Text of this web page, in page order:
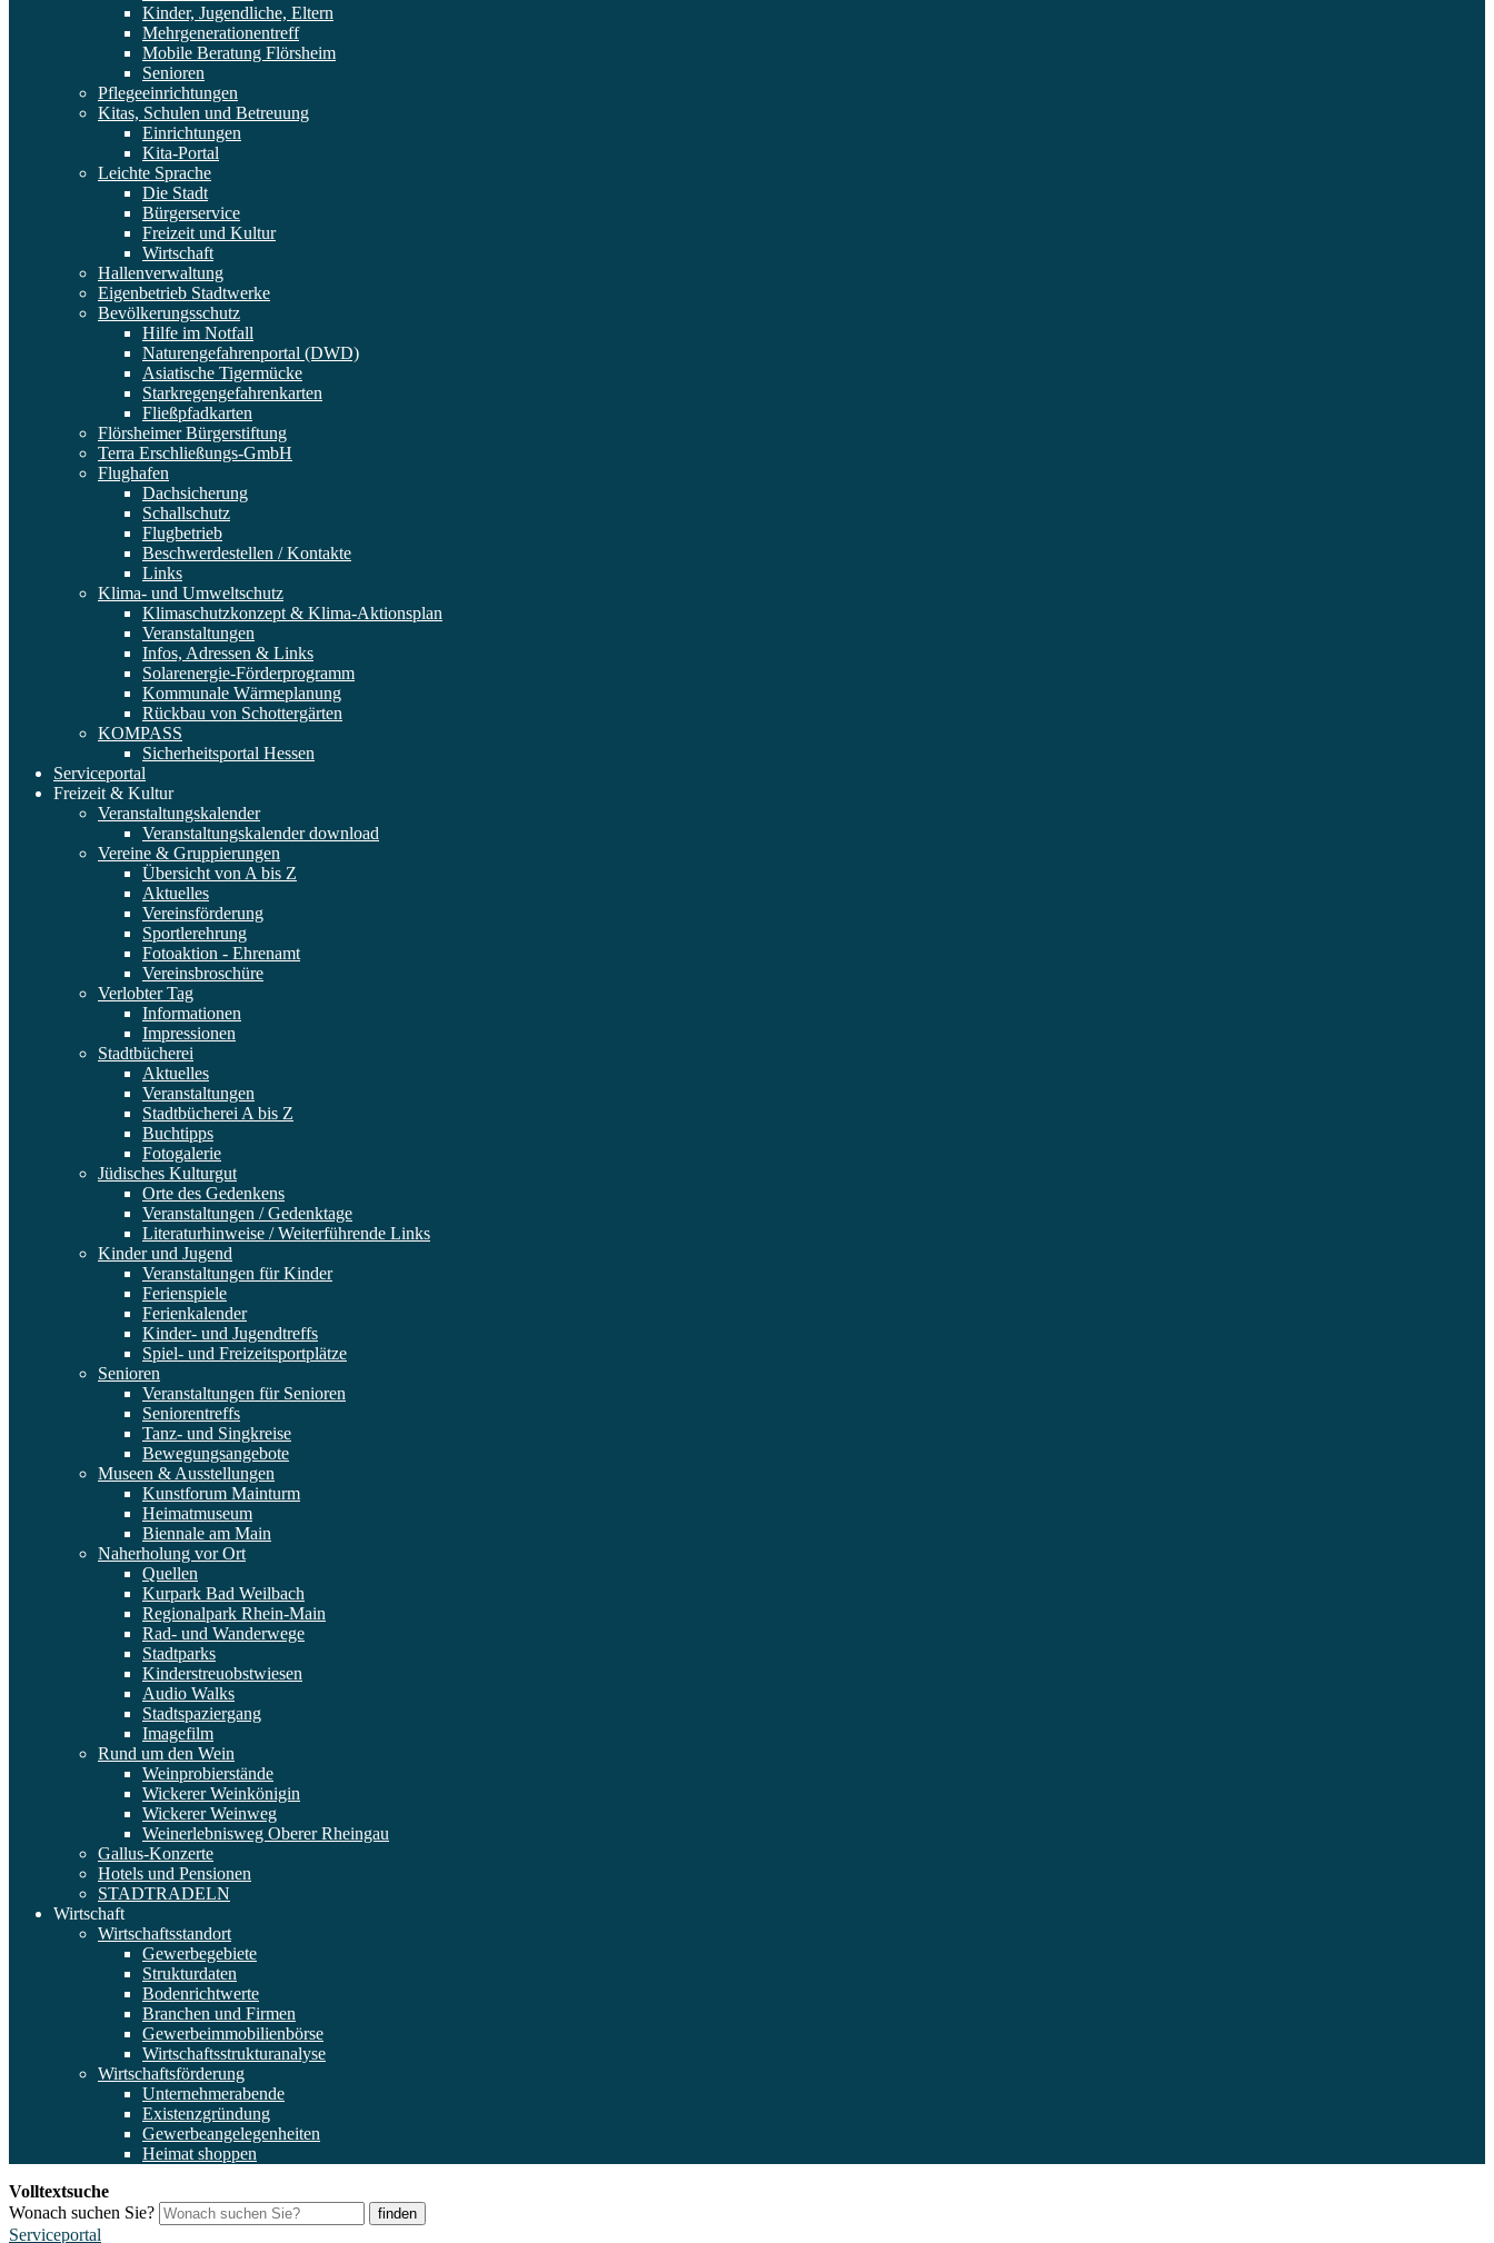
Kinder, Jugendliche, Eltern
Mehrgenerationentreff
Mobile Beratung Flörsheim
Senioren
Pflegeeinrichtungen
Kitas, Schulen und Betreuung
Einrichtungen
Kita-Portal
Leichte Sprache
Die Stadt
Bürgerservice
Freizeit und Kultur
Wirtschaft
Hallenverwaltung
Eigenbetrieb Stadtwerke
Bevölkerungsschutz
Hilfe im Notfall
Naturengefahrenportal (DWD)
Asiatische Tigermücke
Starkregengefahrenkarten
Fließpfadkarten
Flörsheimer Bürgerstiftung
Terra Erschließungs-GmbH
Flughafen
Dachsicherung
Schallschutz
Flugbetrieb
Beschwerdestellen / Kontakte
Links
Klima- und Umweltschutz
Klimaschutzkonzept & Klima-Aktionsplan
Veranstaltungen
Infos, Adressen & Links
Solarenergie-Förderprogramm
Kommunale Wärmeplanung
Rückbau von Schottergärten
KOMPASS
Sicherheitsportal Hessen
Serviceportal
Freizeit & Kultur
Veranstaltungskalender
Veranstaltungskalender download
Vereine & Gruppierungen
Übersicht von A bis Z
Aktuelles
Vereinsförderung
Sportlerehrung
Fotoaktion - Ehrenamt
Vereinsbroschüre
Verlobter Tag
Informationen
Impressionen
Stadtbücherei
Aktuelles
Veranstaltungen
Stadtbücherei A bis Z
Buchtipps
Fotogalerie
Jüdisches Kulturgut
Orte des Gedenkens
Veranstaltungen / Gedenktage
Literaturhinweise / Weiterführende Links
Kinder und Jugend
Veranstaltungen für Kinder
Ferienspiele
Ferienkalender
Kinder- und Jugendtreffs
Spiel- und Freizeitsportplätze
Senioren
Veranstaltungen für Senioren
Seniorentreffs
Tanz- und Singkreise
Bewegungsangebote
Museen & Ausstellungen
Kunstforum Mainturm
Heimatmuseum
Biennale am Main
Naherholung vor Ort
Quellen
Kurpark Bad Weilbach
Regionalpark Rhein-Main
Rad- und Wanderwege
Stadtparks
Kinderstreuobstwiesen
Audio Walks
Stadtspaziergang
Imagefilm
Rund um den Wein
Weinprobierstände
Wickerer Weinkönigin
Wickerer Weinweg
Weinerlebnisweg Oberer Rheingau
Gallus-Konzerte
Hotels und Pensionen
STADTRADELN
Wirtschaft
Wirtschaftsstandort
Gewerbegebiete
Strukturdaten
Bodenrichtwerte
Branchen und Firmen
Gewerbeimmobilienbörse
Wirtschaftsstrukturanalyse
Wirtschaftsförderung
Unternehmerabende
Existenzgründung
Gewerbeangelegenheiten
Heimat shoppen
Volltextsuche
Wonach suchen Sie?
finden
Serviceportal